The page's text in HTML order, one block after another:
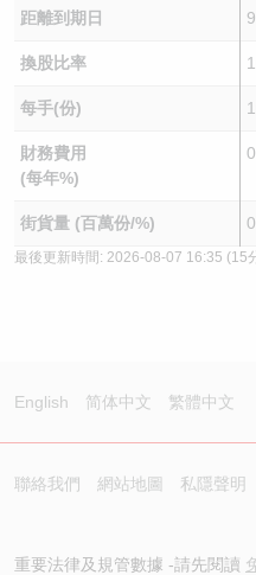
距離到期日
換股比率
每手(份)
財務費用
(每年%)
街貨量 (百萬份/%)
最後更新時間: 2026-08-07 16:35 (15
English 简体中文 繁體中文
聯絡我們 網站地圖 私隱聲明
重要法律及規管數據 -請先閱讀